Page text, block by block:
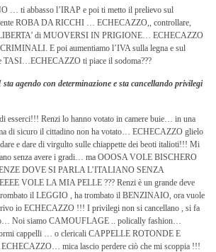
… ti abbasso l’IRAP e poi ti metto il prelievo sul
ROBA DA RICCHI … ECHECAZZO,, controllare,
LIBERTA’ di MUOVERSI IN PRIGIONE… ECHECAZZO
E poi aumentiamo l’IVA sulla legna e sul
TASI…ECHECAZZO ti piace il sodoma???
agendo con determinazione e sta cancellando privilegi
Renzi lo hanno votato in camere buie… in una
di sicuro il cittadino non ha votato… ECHECAZZO glielo
e dare di virgulto sulle chiappette dei beoti italioti!!! Mi
senza avere i gradi… ma OOOSA VOLE BISCHERO
DOVE SI PARLA L’ITALIANO SENZA
VOLE LA MIA PELLE ??? Renzi è un grande deve
il LEGGIO , ha trombato il BENZINAIO, ora vuole
io ECHECAZZO !!! I privilegi non si cancellano , si fa
Noi siamo CAMOUFLAGE .. polically fashion…
cappelli … o clericali CAPPELLE ROTONDE E
mica lascio perdere ciò che mi scoppia !!!